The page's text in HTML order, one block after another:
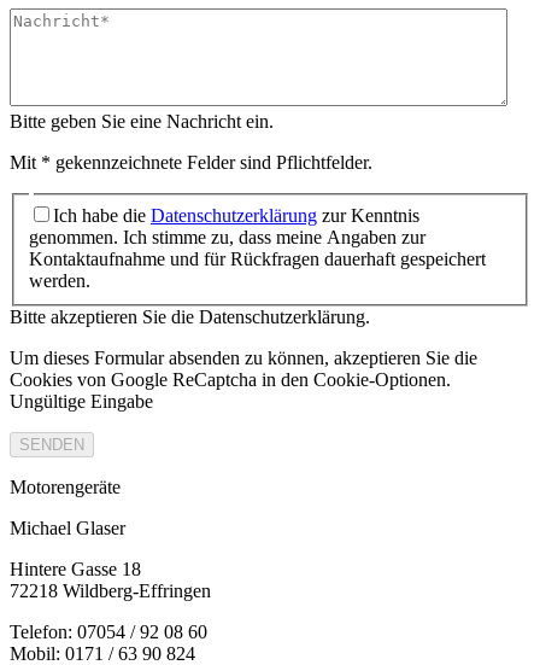
Bitte geben Sie eine Nachricht ein.
Mit * gekennzeichnete Felder sind Pflichtfelder.
Ich habe die Datenschutzerklärung zur Kenntnis
genommen. Ich stimme zu, dass meine Angaben zur
Kontaktaufnahme und für Rückfragen dauerhaft gespeichert
werden.
Bitte akzeptieren Sie die Datenschutzerklärung.
Um dieses Formular absenden zu können, akzeptieren Sie die
Cookies von Google ReCaptcha in den Cookie-Optionen.
Ungültige Eingabe
SENDEN
Motorengeräte
Michael Glaser
Hintere Gasse 18
72218 Wildberg-Effringen
Telefon: 07054 / 92 08 60
Mobil: 0171 / 63 90 824